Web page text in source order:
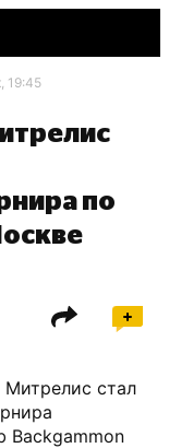
19:45
по
Митрелис стал
Backgammon